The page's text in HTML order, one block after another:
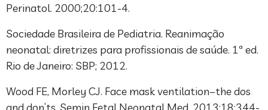
Perinatol. 2000;20:101-4.
Sociedade Brasileira de Pediatria. Reanimação
neonatal: diretrizes para profissionais de saúde. 1ª ed.
Rio de Janeiro: SBP; 2012.
Wood FE, Morley CJ. Face mask ventilation–the dos